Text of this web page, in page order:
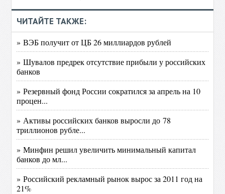
ЧИТАЙТЕ ТАКЖЕ:
» ВЭБ получит от ЦБ 26 миллиардов рублей
» Шувалов предрек отсутствие прибыли у российских
банков
» Резервный фонд России сократился за апрель на 10
процен...
» Активы российских банков выросли до 78
триллионов рубле...
» Минфин решил увеличить минимальный капитал
банков до мл...
» Российский рекламный рынок вырос за 2011 год на
21%